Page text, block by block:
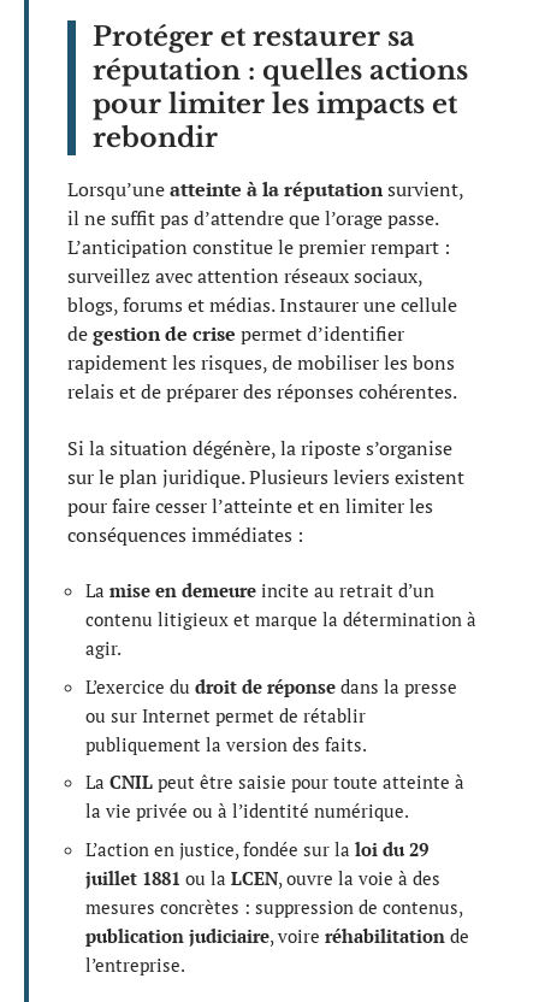
Protéger et restaurer sa
réputation : quelles actions
pour limiter les impacts et
rebondir
Lorsqu’uneatteinte à la réputationsurvient,
il ne suffit pas d’attendre que l’orage passe.
L’anticipation constitue le premier rempart :
surveillez avec attention réseaux sociaux,
blogs, forums et médias. Instaurer une cellule
degestion de crise permet d’identifier
rapidement les risques, de mobiliser les bons
relais et de préparer des réponses cohérentes.
Si la situation dégénère, la riposte s’organise
sur le plan juridique. Plusieurs leviers existent
pour faire cesser l’atteinte et en limiter les
conséquences immédiates :
La mise en demeure incite au retrait d’un
contenu litigieux et marque la détermination à
agir.
L’exercice du droit de réponse dans la presse
ou sur Internet permet de rétablir
publiquement la version des faits.
La CNIL peut être saisie pour toute atteinte à
la vie privée ou à l’identité numérique.
L’action en justice, fondée sur la loi du 29
juillet 1881 ou la LCEN, ouvre la voie à des
mesures concrètes : suppression de contenus,
publication judiciaire, voire réhabilitation de
l’entreprise.